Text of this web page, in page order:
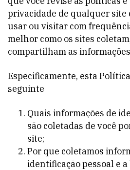
privacidade de qualquer site
usar ou visitar com
melhor como os sites
compartilham as
Especificamente, esta
seguinte
Quais informações de
são coletadas de você
site;
Por que coletamos
identificação pessoal e